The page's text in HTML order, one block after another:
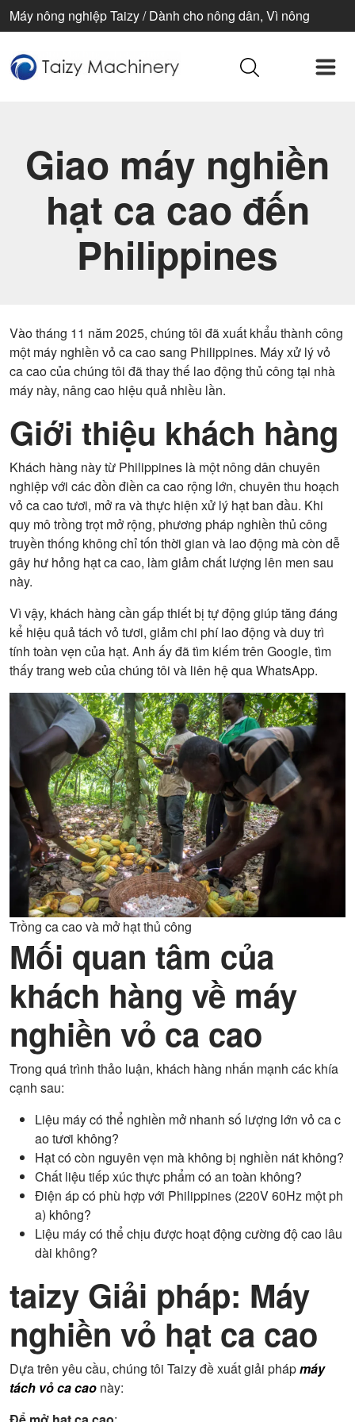
Máy nông nghiệp Taizy / Dành cho nông dân, Vì nông
Giao máy nghiền
hạt ca cao đến
Philippines
Vào tháng 11 năm 2025, chúng tôi đã xuất khẩu thành công
một máy nghiền vỏ ca cao sang Philippines. Máy xử lý vỏ
ca cao của chúng tôi đã thay thế lao động thủ công tại nhà
máy này, nâng cao hiệu quả nhiều lần.
Giới thiệu khách hàng
Khách hàng này từ Philippines là một nông dân chuyên
nghiệp với các đồn điền ca cao rộng lớn, chuyên thu hoạch
vỏ ca cao tươi, mở ra và thực hiện xử lý hạt ban đầu. Khi
quy mô trồng trọt mở rộng, phương pháp nghiền thủ công
truyền thống không chỉ tốn thời gian và lao động mà còn dễ
gây hư hỏng hạt ca cao, làm giảm chất lượng lên men sau
này.
Vì vậy, khách hàng cần gấp thiết bị tự động giúp tăng đáng
kể hiệu quả tách vỏ tươi, giảm chi phí lao động và duy trì
tính toàn vẹn của hạt. Anh ấy đã tìm kiếm trên Google, tìm
thấy trang web của chúng tôi và liên hệ qua WhatsApp.
Trồng ca cao và mở hạt thủ công
Mối quan tâm của
khách hàng về máy
nghiền vỏ ca cao
Trong quá trình thảo luận, khách hàng nhấn mạnh các khía
cạnh sau:
Liệu máy có thể nghiền mở nhanh số lượng lớn vỏ ca c
ao tươi không?
Hạt có còn nguyên vẹn mà không bị nghiền nát không?
Chất liệu tiếp xúc thực phẩm có an toàn không?
Điện áp có phù hợp với Philippines (220V 60Hz một ph
a) không?
Liệu máy có thể chịu được hoạt động cường độ cao lâu
dài không?
taizy Giải pháp: Máy
nghiền vỏ hạt ca cao
Dựa trên yêu cầu, chúng tôi Taizy đề xuất giải phápmáy
tách vỏ ca cao này: